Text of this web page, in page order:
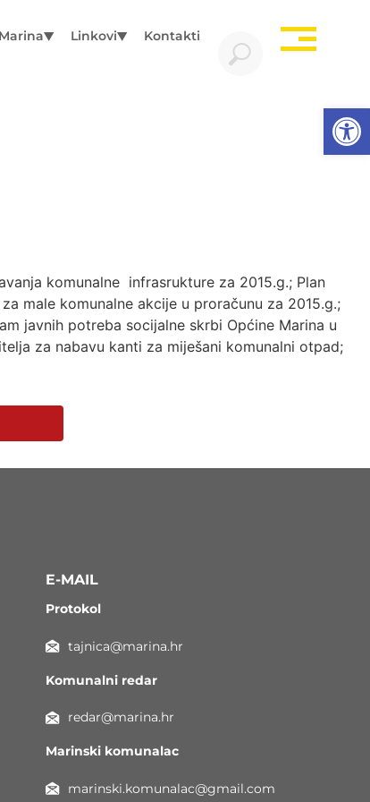
Linkovi Kontakti
komunalne infrasrukture za 2015.g.; Plan
male komunalne akcije u proračunu za 2015.g.;
javnih potreba socijalne skrbi Općine Marina u
za nabavu kanti za miješani komunalni otpad;
E-MAIL
Protokol
tajnica@marina.hr
Komunalni redar
redar@marina.hr
Marinski komunalac
marinski.komunalac@gmail.com